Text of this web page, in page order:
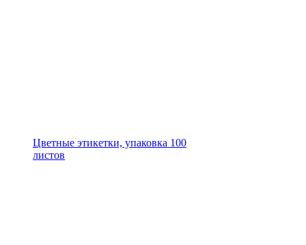
Цветные этикетки, упаковка 100
листов